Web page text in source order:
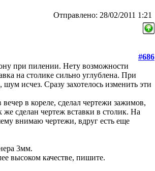
Отправлено: 28/02/2011 1:21
#686
при пилении. Нету возможности
на столике сильно углублена. При
исчез. Сразу захотелось изменить эти
в кореле, сделал чертежи зажимов,
сделан чертеж вставки в столик. На
внимаю чертежи, вдруг есть еще
3мм.
высоком качестве, пишите.